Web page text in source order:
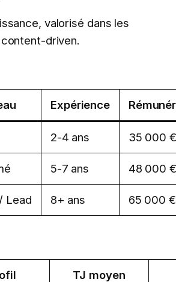
valorisé dans les
driven.
Expérience
2-4 ans 35 000
5-7 ans 48 000
Lead 8+ ans 65 000
TJ moyen